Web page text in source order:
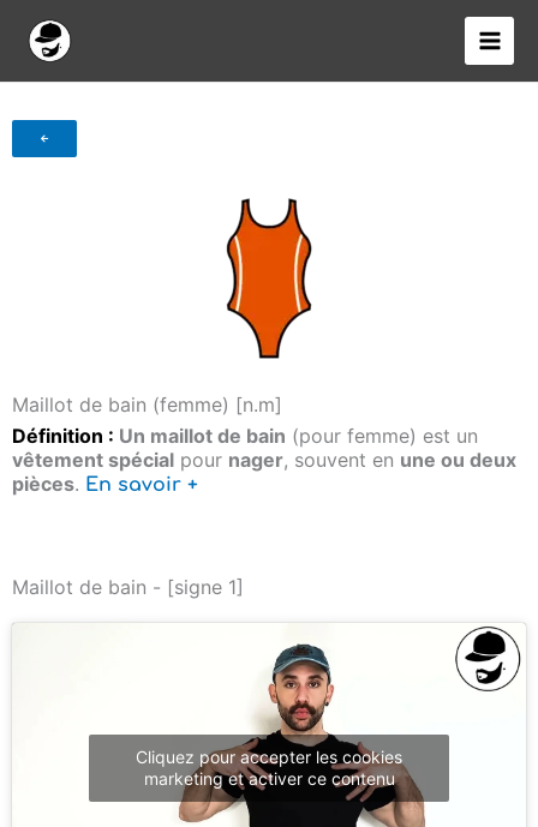
contenu
Maillot de bain (femme) [n.m]
Définition : Un maillot de bain (pour femme) est un
vêtement spécial pour nager, souvent en une ou deux
pièces. En savoir +
Maillot de bain - [signe 1]
Cliquez pour accepter les cookies
marketing et activer ce contenu